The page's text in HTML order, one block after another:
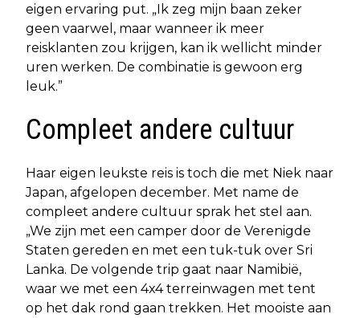
eigen ervaring put. „Ik zeg mijn baan zeker
geen vaarwel, maar wanneer ik meer
reisklanten zou krijgen, kan ik wellicht minder
uren werken. De combinatie is gewoon erg
leuk.”
Compleet andere cultuur
Haar eigen leukste reis is toch die met Niek naar
Japan, afgelopen december. Met name de
compleet andere cultuur sprak het stel aan.
„We zijn met een camper door de Verenigde
Staten gereden en met een tuk-tuk over Sri
Lanka. De volgende trip gaat naar Namibië,
waar we met een 4x4 terreinwagen met tent
op het dak rond gaan trekken. Het mooiste aan